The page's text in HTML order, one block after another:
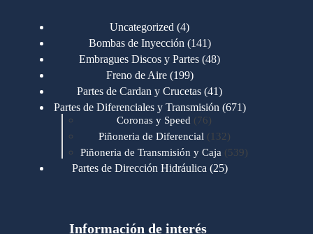
Uncategorized 44
productos
Bombas de Inyección 141141
productos
Embragues Discos y Partes 4848
Freno de Aire 199199
productos
Partes de Cardan y Crucetas 4141
productos
Partes de Diferenciales y Transmisión 671671
Coronas y Speed 7676
productos
Piñoneria de Diferencial 132 132
productos
Piñoneria de Transmisión y Caja 539539
Partes de Dirección Hidráulica 2525
Motores Cummins 723
Información de interés